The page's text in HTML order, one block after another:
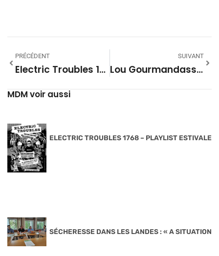
PRÉCÉDENT
Electric Troubles 1710 – Playlist
SUIVANT
Lou Gourmandass 29 – Les Bâtards De Montrachet
MDM voir aussi
ELECTRIC TROUBLES 1768 – PLAYLIST ESTIVALE
SÉCHERESSE DANS LES LANDES : « A SITUATION